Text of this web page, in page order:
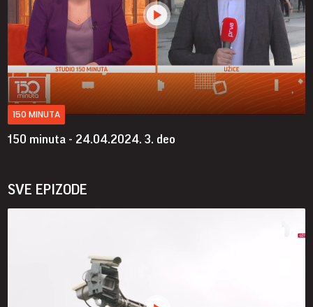
150 MINUTA
150 minuta - 24.04.2024. 3. deo
SVE EPIZODE